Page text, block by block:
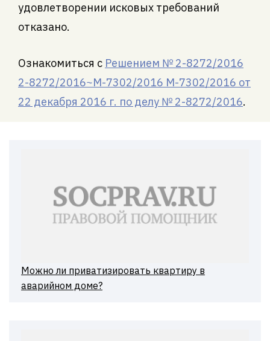
удовлетворении исковых требований
отказано.
Ознакомиться с Решением № 2-8272/2016
2-8272/2016~М-7302/2016 М-7302/2016 от
22 декабря 2016 г. по делу № 2-8272/2016.
Можно ли приватизировать квартиру в
аварийном доме?